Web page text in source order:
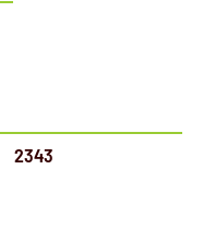
2343